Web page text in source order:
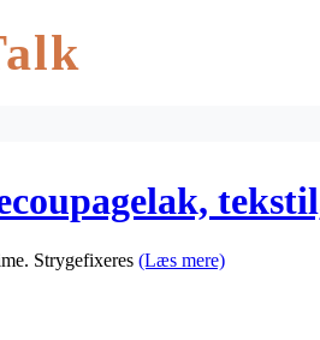
Strygefixeres (Læs mere)